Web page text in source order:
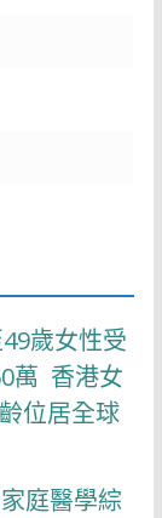
歲女性受
萬 香港女
位居全球
庭醫學綜